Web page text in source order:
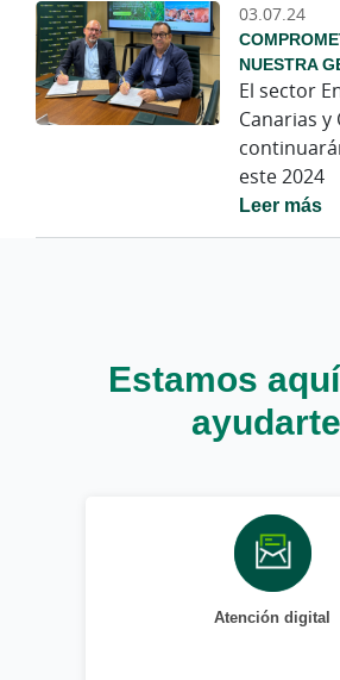
03.07.24
NUESTRA
El sector
Canarias y
este 2024
Leer más
Estamos
ayudarte
Atención digital